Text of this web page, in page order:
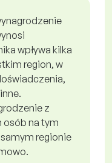
wpływa kilka
region, w
z
osób na tym
regionie